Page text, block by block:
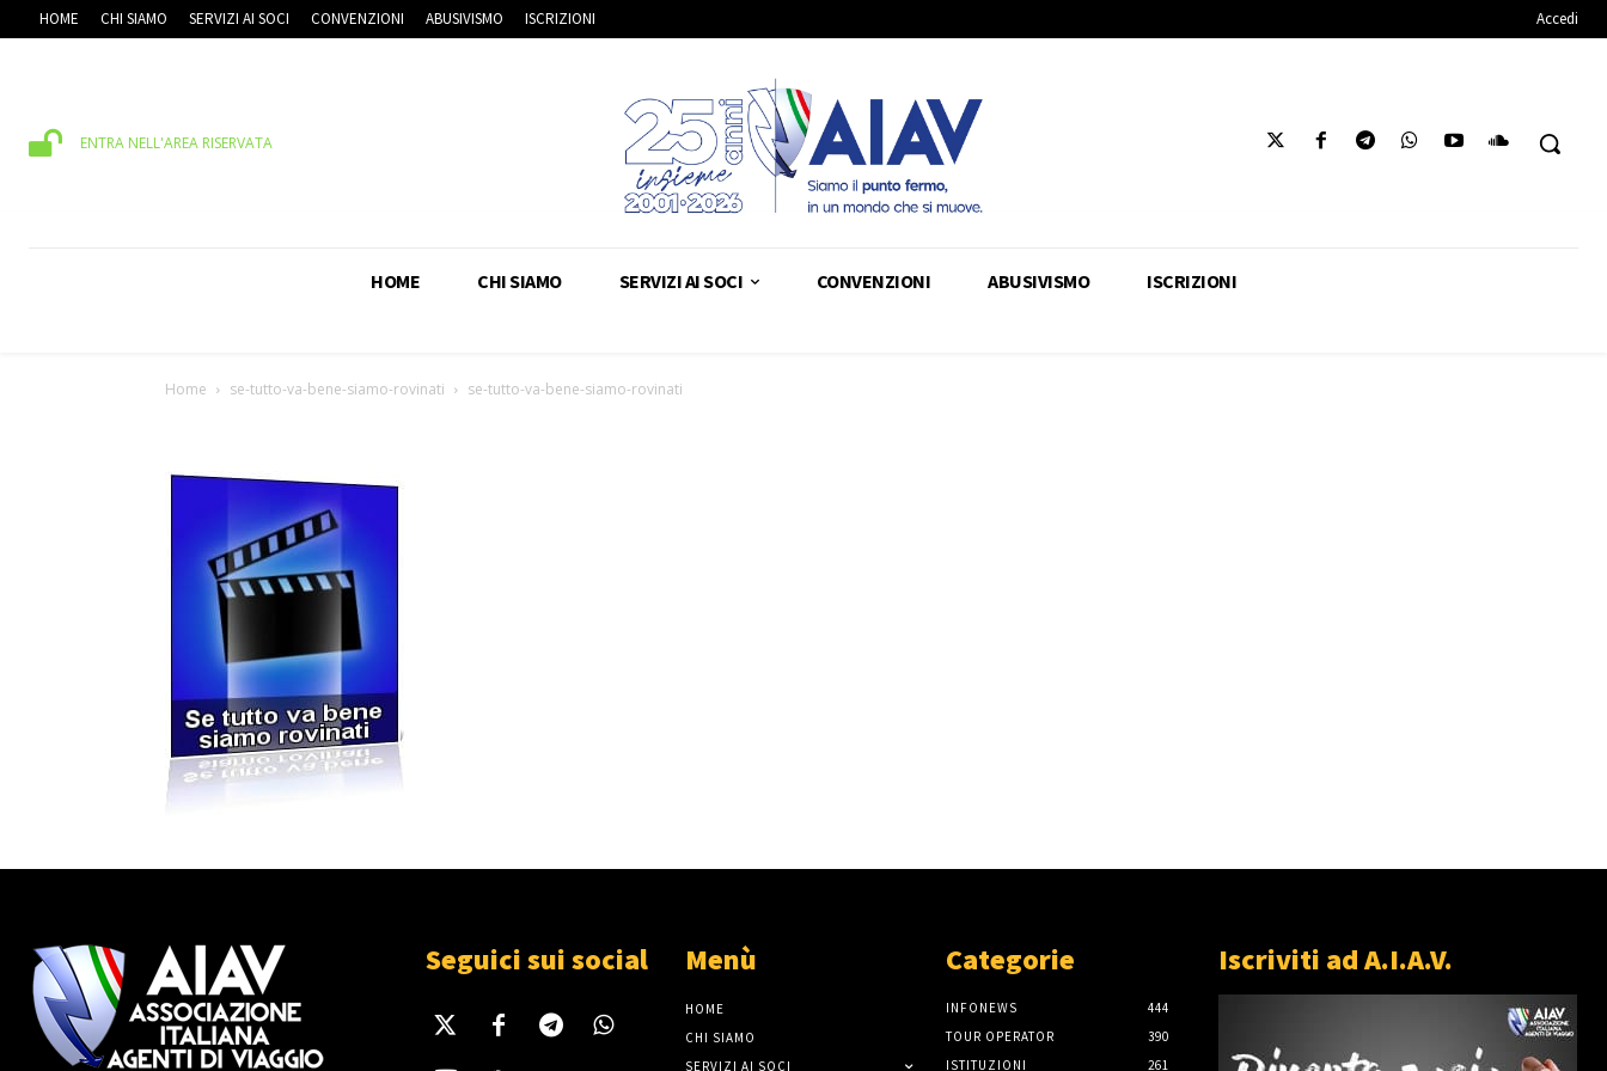
HOME CHI SIAMO SERVIZI AI SOCI CONVENZIONI ABUSIVISMO ISCRIZIONI Accedi
ENTRA NELL'AREA RISERVATA
HOME CHI SIAMO SERVIZI AI SOCI CONVENZIONI ABUSIVISMO ISCRIZIONI
Home se-tutto-va-bene-siamo-rovinati se-tutto-va-bene-siamo-rovinati
Seguici sui social Menù
HOME
CHI SIAMO
SERVIZI AI SOCI
Categorie
INFONEWS
444
TOUR OPERATOR
390
ISTITUZIONI
261
Iscriviti ad A.I.A.V.